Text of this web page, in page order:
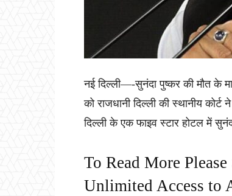
नई दिल्ली—-सुनंदा पुष्कर की मौत के
को राजधानी दिल्ली की स्थानीय
दिल्ली के एक फाइव स्टार होटल में
To Read More
Unlimited Access to